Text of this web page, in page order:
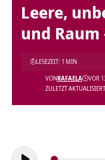
Leere,
und Raum
ZULETZT
VONRAFAELA VOR
LESEZEIT: 1 MIN
Audio-